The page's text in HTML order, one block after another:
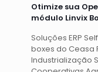
Otimize sua
módulo Linvix
Soluções ERP
boxes do Ceasa
Industrialização